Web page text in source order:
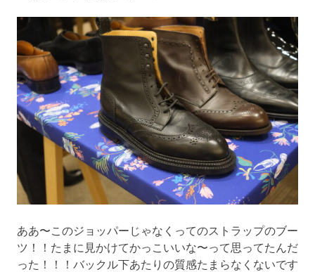
ああ〜このジョッパーじゃなくってのストラップのブー
ツ！！たまに見かけてかっこいいな〜って思ってたんだ
った！！！バックル下あたりの質感たまらなくないです